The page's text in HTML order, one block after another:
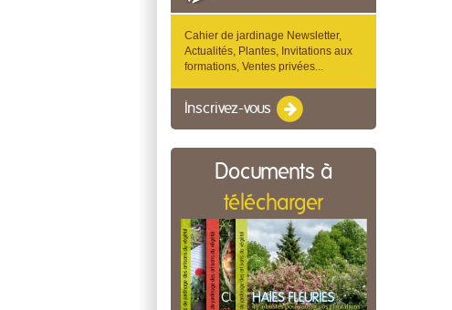
Cahier de jardinage Newsletter,
Actualités, Plantes, Invitations aux
formations, Ventes privées...
Inscrivez-vous
Documents à
télécharger